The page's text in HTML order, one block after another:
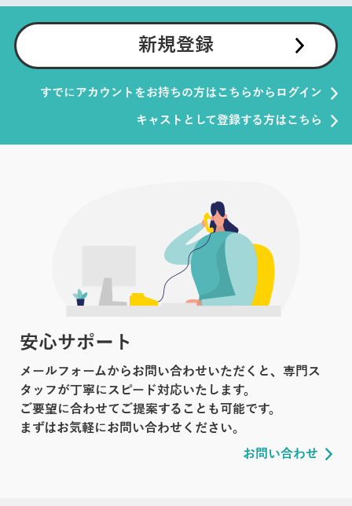
新規登録
すでにアカウントをお持ちの方はこちらからログイン
キャストとして登録する方はこちら
安心サポート
メールフォームからお問い合わせいただくと、専門ス
タッフが丁寧にスピード対応いたします。
ご要望に合わせてご提案することも可能です。
まずはお気軽にお問い合わせください。
お問い合わせ